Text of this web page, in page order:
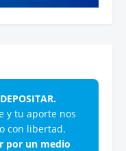
y tu aporte nos
con libertad.
por un medio